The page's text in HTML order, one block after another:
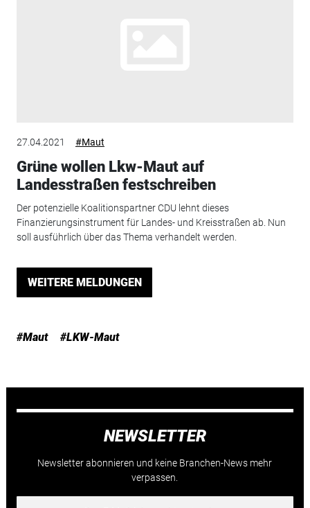
27.04.2021 #Maut
Grüne wollen Lkw-Maut auf
Landesstraßen festschreiben
Der potenzielle Koalitionspartner CDU lehnt dieses
Finanzierungsinstrument für Landes- und Kreisstraßen ab. Nun
soll ausführlich über das Thema verhandelt werden.
WEITERE MELDUNGEN
#Maut #LKW-Maut
NEWSLETTER
Newsletter abonnieren und keine Branchen-News mehr
verpassen.